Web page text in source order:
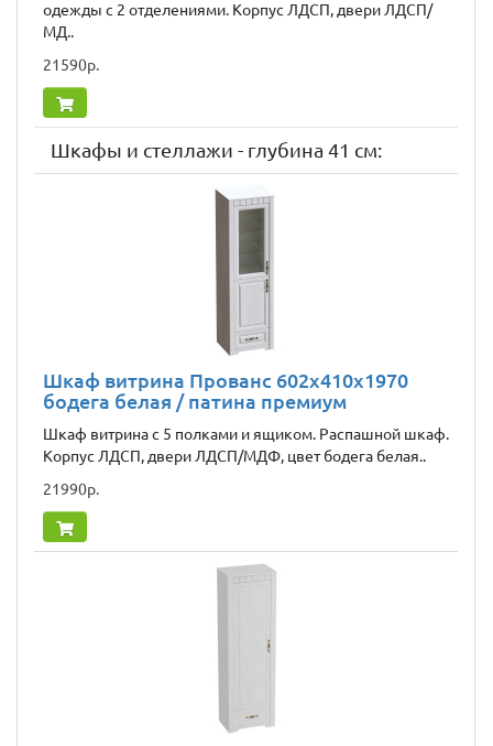
одежды с 2 отделениями. Корпус ЛДСП, двери ЛДСП/
МД..
21590р.
Шкафы и стеллажи - глубина 41 см:
Шкаф витрина Прованс 602x410x1970
бодега белая / патина премиум
Шкаф витрина с 5 полками и ящиком. Распашной шкаф.
Корпус ЛДСП, двери ЛДСП/МДФ, цвет бодега белая..
21990р.